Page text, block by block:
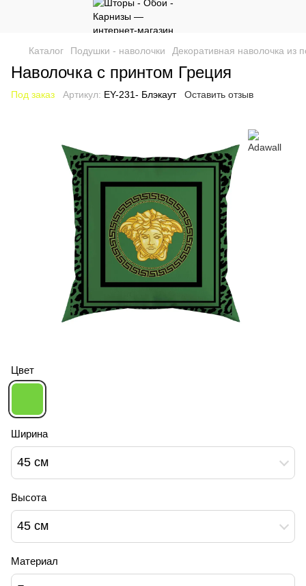
Каталог Подушки - наволочки Декоративная наволочка из
Наволочка с принтом Греция
Под заказ Артикул: EY-231- Блэкаут Оставить отзыв
Цвет
Ширина
45 см
Высота
45 см
Материал